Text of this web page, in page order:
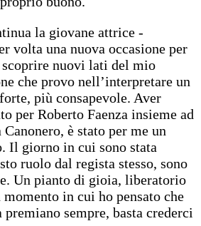
la giovane attrice -
volta una nuova occasione per
scoprire nuovi lati del mio
che provo nell’interpretare un
più consapevole. Aver
per Roberto Faenza insieme ad
è stato per me un
Il giorno in cui sono stata
ruolo dal regista stesso, sono
Un pianto di gioia, liberatorio
in cui ho pensato che
premiano sempre, basta crederci